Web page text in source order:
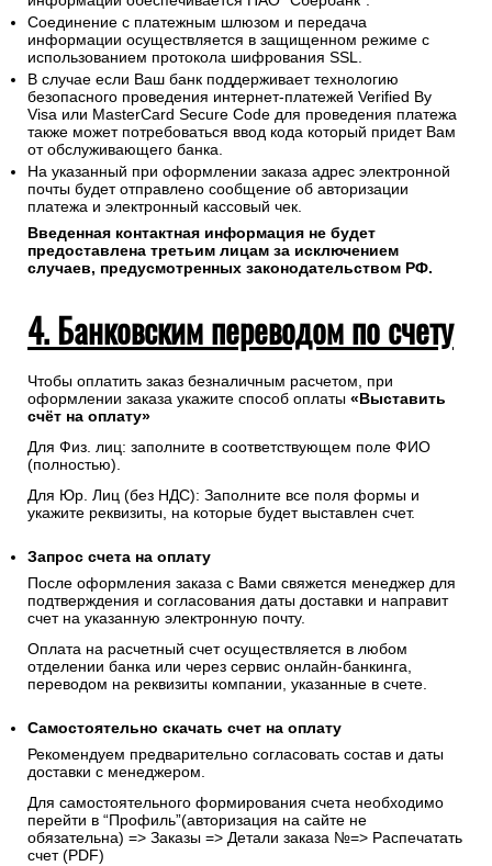
Соединение с платежным шлюзом и передача
информации осуществляется в защищенном режиме с
использованием протокола шифрования SSL.
В случае если Ваш банк поддерживает технологию
безопасного проведения интернет-платежей Verified By
Visa или MasterCard Secure Code для проведения платежа
также может потребоваться ввод кода который придет Вам
от обслуживающего банка.
На указанный при оформлении заказа адрес электронной
почты будет отправлено сообщение об авторизации
платежа и электронный кассовый чек.
Введенная контактная информация не будет
предоставлена третьим лицам за исключением
случаев, предусмотренных законодательством РФ.
4. Банковским переводом по счету
Чтобы оплатить заказ безналичным расчетом, при
оформлении заказа укажите способ оплаты «Выставить
счёт на оплату»
Для Физ. лиц: заполните в соответствующем поле ФИО
(полностью).
Для Юр. Лиц (без НДС): Заполните все поля формы и
укажите реквизиты, на которые будет выставлен счет.
Запрос счета на оплату
После оформления заказа с Вами свяжется менеджер для
подтверждения и согласования даты доставки и направит
счет на указанную электронную почту.
Оплата на расчетный счет осуществляется в любом
отделении банка или через сервис онлайн-банкинга,
переводом на реквизиты компании, указанные в счете.
Самостоятельно скачать счет на оплату
Рекомендуем предварительно согласовать состав и даты
доставки с менеджером.
Для самостоятельного формирования счета необходимо
перейти в “Профиль”(авторизация на сайте не
обязательна) => Заказы => Детали заказа №=> Распечатать
счет (PDF)